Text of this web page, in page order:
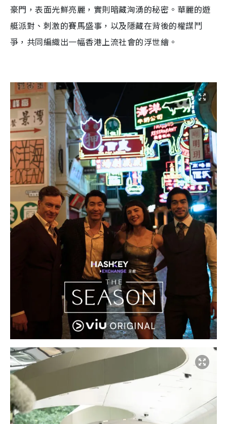
豪門，表面光鮮亮麗，實則暗藏洶湧的秘密。華麗的遊
艇派對、刺激的賽馬盛事，以及隱藏在背後的權謀鬥
爭，共同編織出一幅香港上流社會的浮世繪。